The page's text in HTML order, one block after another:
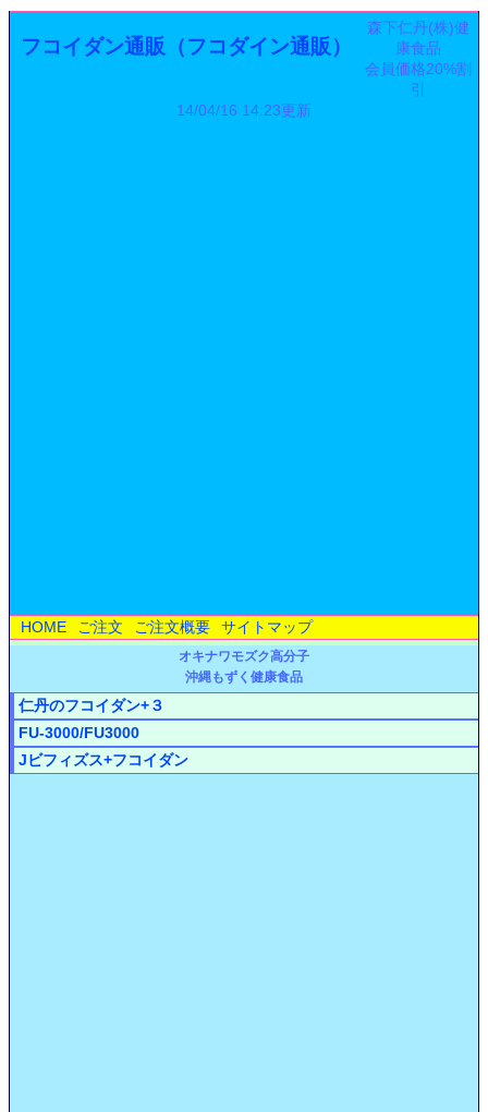
フコイダン通販（フコダイン通販）
森下仁丹(株)健
康食品
会員価格20%割
引
14/04/16 14:23更新
HOME ご注文 ご注文概要 サイトマップ
オキナワモズク高分子
沖縄もずく健康食品
仁丹のフコイダン+３
FU-3000/FU3000
Jビフィズス+フコイダン